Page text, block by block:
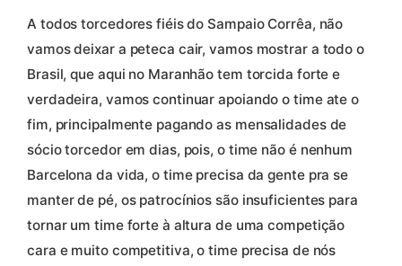
A todos torcedores fiéis do Sampaio Corrêa, não
vamos deixar a peteca cair, vamos mostrar a todo o
Brasil, que aqui no Maranhão tem torcida forte e
verdadeira, vamos continuar apoiando o time ate o
fim, principalmente pagando as mensalidades de
sócio torcedor em dias, pois, o time não é nenhum
Barcelona da vida, o time precisa da gente pra se
manter de pé, os patrocínios são insuficientes para
tornar um time forte à altura de uma competição
cara e muito competitiva, o time precisa de nós